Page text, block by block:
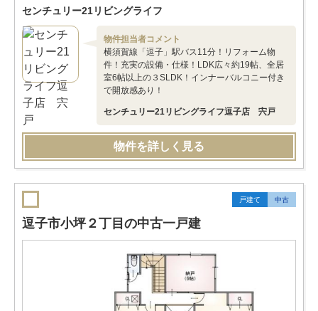
センチュリー21リビングライフ
物件担当者コメント
横須賀線「逗子」駅バス11分！リフォーム物
件！充実の設備・仕様！LDK広々約19帖、全居
室6帖以上の３SLDK！インナーバルコニー付き
で開放感あり！
センチュリー21リビングライフ逗子店 宍戸
物件を詳しく見る
戸建て 中古
逗子市小坪２丁目の中古一戸建